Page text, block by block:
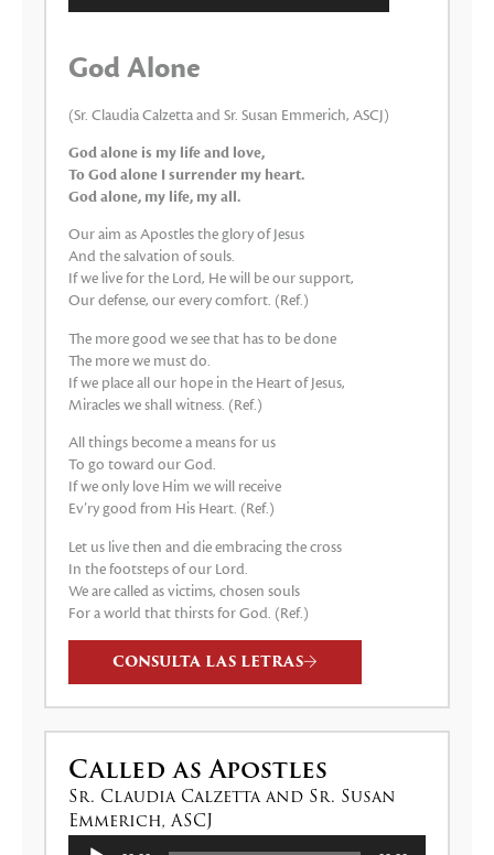
God Alone
(Sr. Claudia Calzetta and Sr. Susan Emmerich, ASCJ)
God alone is my life and love,
To God alone I surrender my heart.
God alone, my life, my all.
Our aim as Apostles the glory of Jesus
And the salvation of souls.
If we live for the Lord, He will be our support,
Our defense, our every comfort. (Ref.)
The more good we see that has to be done
The more we must do.
If we place all our hope in the Heart of Jesus,
Miracles we shall witness. (Ref.)
All things become a means for us
To go toward our God.
If we only love Him we will receive
Ev’ry good from His Heart. (Ref.)
Let us live then and die embracing the cross
In the footsteps of our Lord.
We are called as victims, chosen souls
For a world that thirsts for God. (Ref.)
CONSULTA LAS LETRAS
Called as Apostles
Sr. Claudia Calzetta and Sr. Susan
Emmerich, ASCJ
Reproductor